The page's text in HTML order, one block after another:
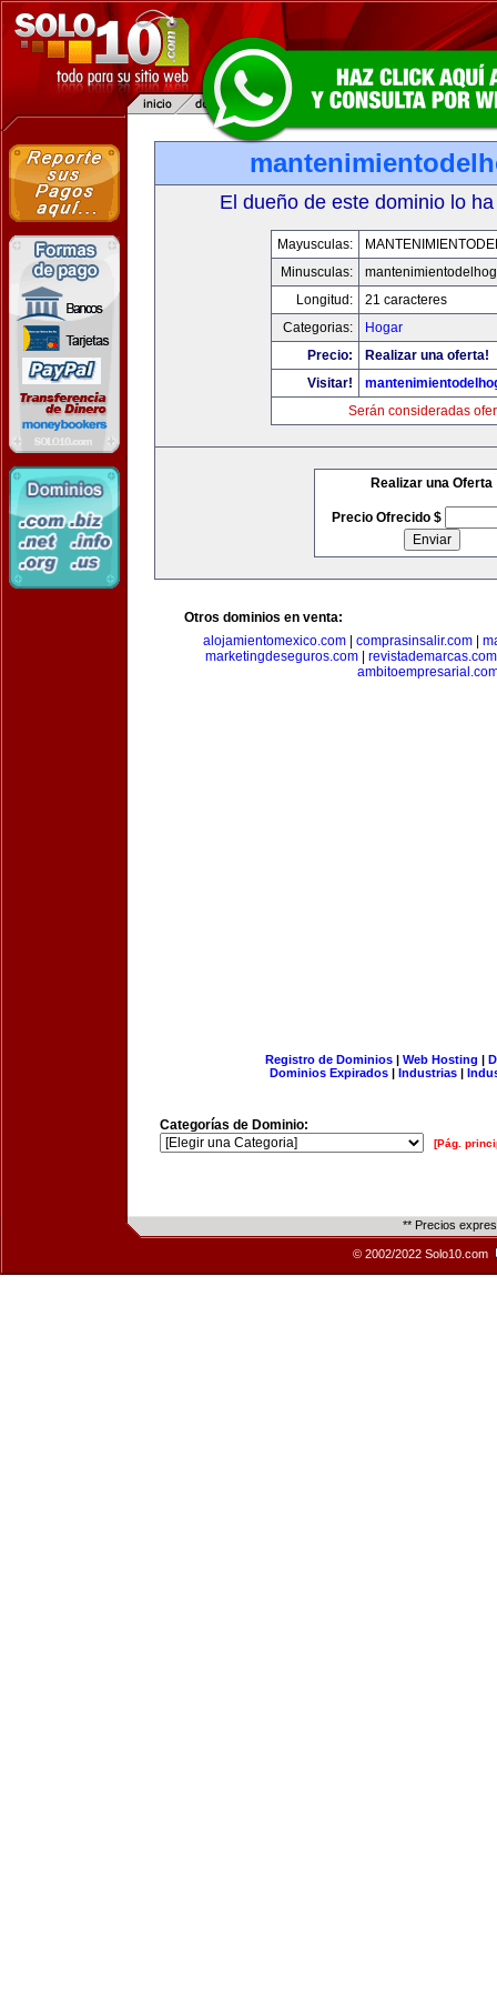
El dueño de este dominio lo
Mayusculas:
Minusculas:
Longitud:
21 caracteres
Categorias:
Hogar
Precio:
Realizar una oferta!
Visitar!
Serán consideradas
Realizar una Oferta
Precio Ofrecido $
Otros dominios en venta:
alojamientomexico.com| comprasinsalir.com|
marketingdeseguros.com
revistademarcas.com
Registro de Dominios| Web Hosting |
Dominios Expirados | Industrias |
Categorías de Dominio:
[Pág.
** Precios
© 2002/2022 Solo10.com